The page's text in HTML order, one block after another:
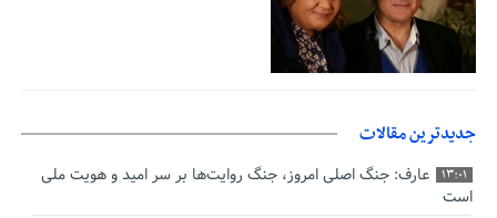
جدیدترین مقالات
13:01
عارف: جنگ اصلی امروز، جنگ روایت‌ها بر سر امید و هویت ملی
است